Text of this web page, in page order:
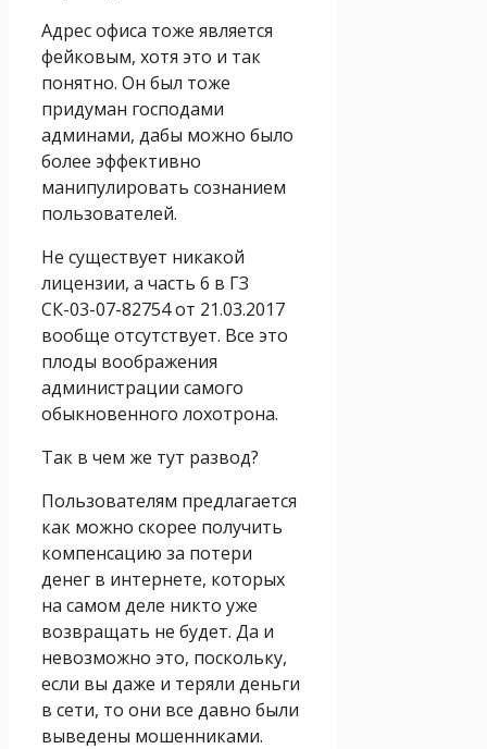
Адрес офиса тоже является
фейковым, хотя это и так
понятно. Он был тоже
придуман господами
админами, дабы можно было
более эффективно
манипулировать сознанием
пользователей.
Не существует никакой
лицензии, а часть 6 в ГЗ
СК-03-07-82754 от 21.03.2017
вообще отсутствует. Все это
плоды воображения
администрации самого
обыкновенного лохотрона.
Так в чем же тут развод?
Пользователям предлагается
как можно скорее получить
компенсацию за потери
денег в интернете, которых
на самом деле никто уже
возвращать не будет. Да и
невозможно это, поскольку,
если вы даже и теряли деньги
в сети, то они все давно были
выведены мошенниками.